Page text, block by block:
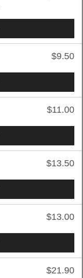
$9.50
$11.00
$13.50
$13.00
$21.90